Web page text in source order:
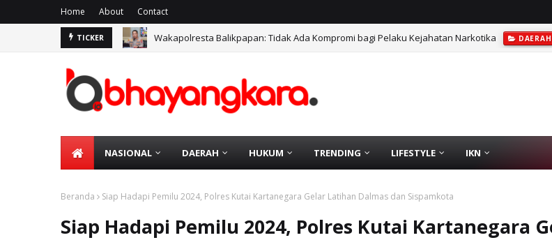
Home About Contact
TICKER Wakapolresta Balikpapan: Tidak Ada Kompromi bagi Pelaku Kejahatan Narkotika DAERAH
NASIONAL DAERAH HUKUM TRENDING LIFESTYLE IKN
Beranda Siap Hadapi Pemilu 2024, Polres Kutai Kartanegara Gelar Latihan Dalmas dan Sispamkota
Siap Hadapi Pemilu 2024, Polres Kutai Kartanegara